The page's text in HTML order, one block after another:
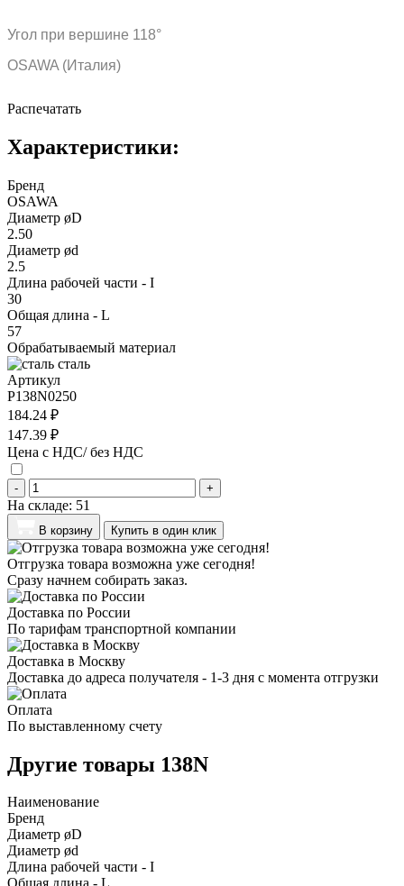
Угол при вершине 118°
OSAWA (Италия)
Распечатать
Характеристики:
Бренд
OSAWA
Диаметр øD
2.50
Диаметр ød
2.5
Длина рабочей части - I
30
Общая длина - L
57
Обрабатываемый материал
сталь
Артикул
P138N0250
184.24 ₽
147.39 ₽
Цена с НДС/ без НДС
- +
На складе: 51
В корзину Купить в один клик
Отгрузка товара возможна уже сегодня!
Сразу начнем собирать заказ.
Доставка по России
По тарифам транспортной компании
Доставка в Москву
Доставка до адреса получателя - 1-3 дня с момента отгрузки
Оплата
По выставленному счету
Другие товары 138N
Наименование
Бренд
Диаметр øD
Диаметр ød
Длина рабочей части - I